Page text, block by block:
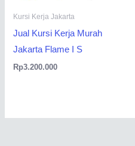
Kursi Kerja Jakarta
Jual Kursi Kerja Murah
Jakarta Flame I S
Rp3.200.000